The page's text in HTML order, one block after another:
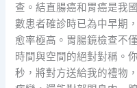
查。結直腸癌和胃癌是我
數患者確診時已為中早期
愈率極高。胃腸鏡檢查不
時間與空間的絕對對稱。
秒，將對方送給我的禮物